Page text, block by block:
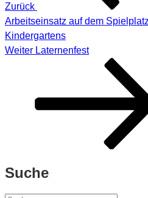
Zurück
Arbeitseinsatz auf dem
Kindergartens
Nächster
Weiter Laternenfest
Suche